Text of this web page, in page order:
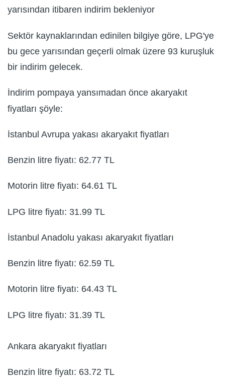
yarısından itibaren indirim bekleniyor
Sektör kaynaklarından edinilen bilgiye göre, LPG'ye
bu gece yarısından geçerli olmak üzere 93 kuruşluk
bir indirim gelecek.
İndirim pompaya yansımadan önce akaryakıt
fiyatları şöyle:
İstanbul Avrupa yakası akaryakıt fiyatları
Benzin litre fiyatı: 62.77 TL
Motorin litre fiyatı: 64.61 TL
LPG litre fiyatı: 31.99 TL
İstanbul Anadolu yakası akaryakıt fiyatları
Benzin litre fiyatı: 62.59 TL
Motorin litre fiyatı: 64.43 TL
LPG litre fiyatı: 31.39 TL
Ankara akaryakıt fiyatları
Benzin litre fiyatı: 63.72 TL